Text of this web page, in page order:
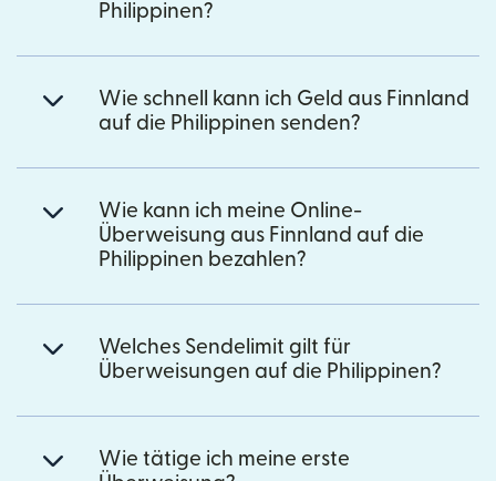
Philippinen?
Wie schnell kann ich Geld aus Finnland
auf die Philippinen senden?
Wie kann ich meine Online-
Überweisung aus Finnland auf die
Philippinen bezahlen?
Welches Sendelimit gilt für
Überweisungen auf die Philippinen?
Wie tätige ich meine erste